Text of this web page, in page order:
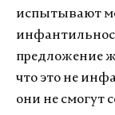
испытывают
предложение
что это не
они не смогут